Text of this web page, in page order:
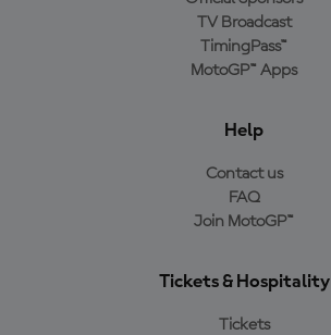
TV Broadcast
TimingPass™
MotoGP™ Apps
Help
Contact us
FAQ
Join MotoGP™
Tickets & Hospitality
Tickets